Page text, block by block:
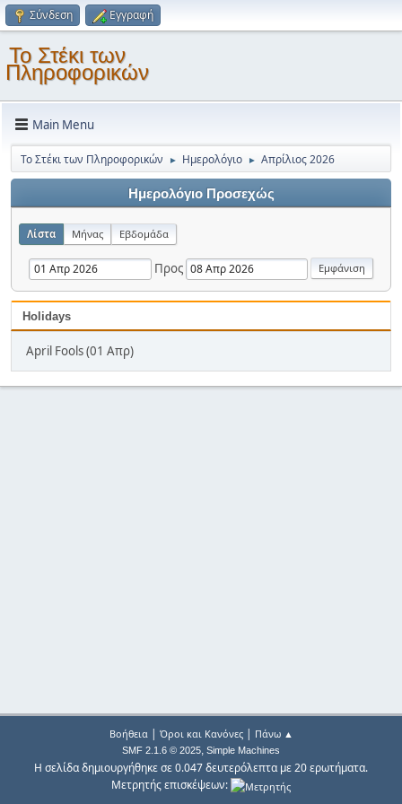
Σύνδεση Εγγραφή
Το Στέκι των
Πληροφορικών
Main Menu
Το Στέκι των Πληροφορικών ► Ημερολόγιο ► Απρίλιος 2026
Ημερολόγιο Προσεχώς
Λίστα Μήνας Εβδομάδα
Προς
Holidays
April Fools (01 Απρ)
Βοήθεια| Όροι και Κανόνες| Πάνω ▲
SMF 2.1.6 © 2025, Simple Machines
Η σελίδα δημιουργήθηκε σε 0.047 δευτερόλεπτα με 20 ερωτήματα.
Μετρητής επισκέψεων: